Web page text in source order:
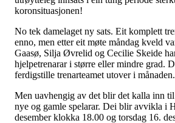
koronsituasjonen!
No tek damelaget ny sats. Eit komplett
enno, men etter eit møte måndag kveld
Gaasø, Silja Øvrelid og Cecilie Skeide
hjelpetrenarar i større eller mindre grad.
ferdigstille trenarteamet utover i månaden.
Men uavhengig av det blir det kalla inn
nye og gamle spelarar. Dei blir avvikla i
desember klokka 18.00 og torsdag 16.